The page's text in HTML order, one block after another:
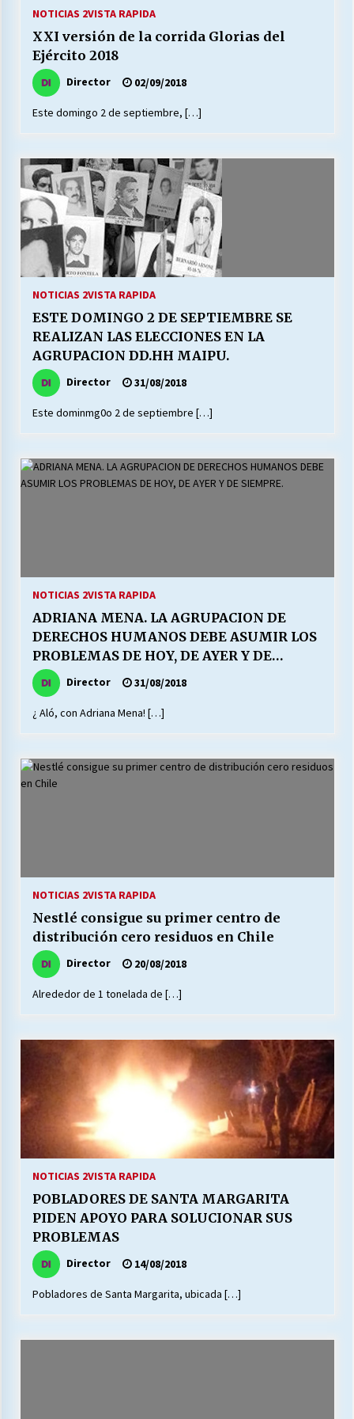
MUNICIPALIDAD, TRABAJADORES, CLIMA
LABORAL:
13/07/2026
Escuela hospitalaria El Carmen de Maipu.
¿Qué habrían dicho?
23/06/2026
VOLVER A SER ALTERNATIVA
16/06/2026
MUNICIPALIDADES, HONORARIOS, DESPIDOS
28/05/2026
cuestión social hoy”.
Nuestras Almas)
Chile y sus segmentos de la riqueza
06/04/2026
NOTICIAS 2VISTA RAPIDA
XXI versión de la corrida Glorias del
Ejército 2018
Director 02/09/2018
Este domingo 2 de septiembre, […]
NOTICIAS 2VISTA RAPIDA
ESTE DOMINGO 2 DE SEPTIEMBRE SE
REALIZAN LAS ELECCIONES EN LA
AGRUPACION DD.HH MAIPU.
Director 31/08/2018
Este dominmg0o 2 de septiembre […]
NOTICIAS 2VISTA RAPIDA
ADRIANA MENA. LA AGRUPACION DE
DERECHOS HUMANOS DEBE ASUMIR LOS
PROBLEMAS DE HOY, DE AYER Y DE
SIEMPRE.
Director 31/08/2018
¿ Aló, con Adriana Mena! […]
NOTICIAS 2VISTA RAPIDA
Nestlé consigue su primer centro de
distribución cero residuos en Chile
Director 20/08/2018
Alrededor de 1 tonelada de […]
NOTICIAS 2VISTA RAPIDA
POBLADORES DE SANTA MARGARITA
PIDEN APOYO PARA SOLUCIONAR SUS
PROBLEMAS
Director 14/08/2018
Pobladores de Santa Margarita, ubicada […]